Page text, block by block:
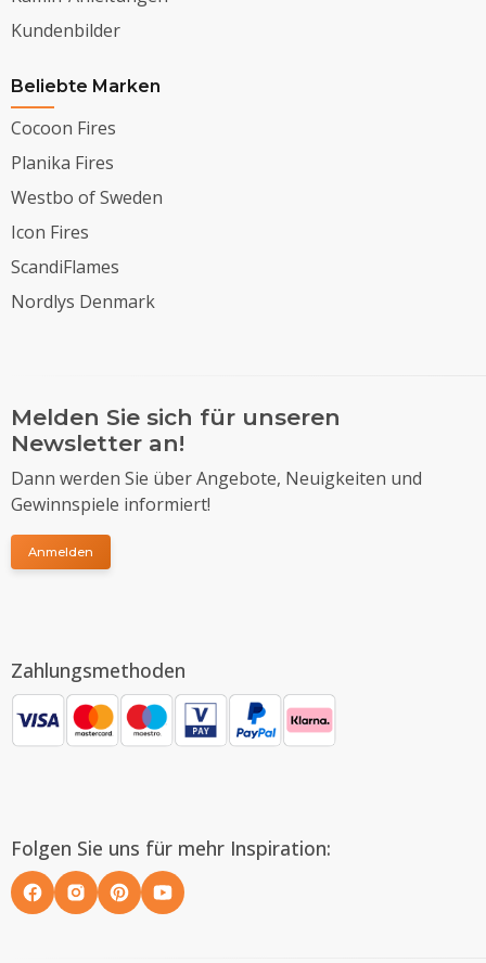
Kundenbilder
Beliebte Marken
Cocoon Fires
Planika Fires
Westbo of Sweden
Icon Fires
ScandiFlames
Nordlys Denmark
Melden Sie sich für unseren
Newsletter an!
Dann werden Sie über Angebote, Neuigkeiten und
Gewinnspiele informiert!
Anmelden
Zahlungsmethoden
Folgen Sie uns für mehr Inspiration: